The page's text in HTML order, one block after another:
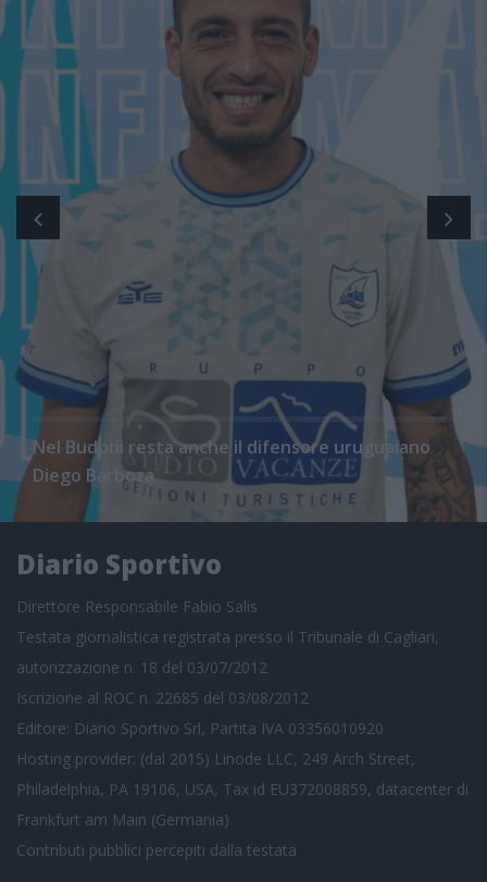
Nel Budoni resta anche il difensore uruguaiano
Diego Barboza
Diario Sportivo
Direttore Responsabile Fabio Salis
Testata giornalistica registrata presso il Tribunale di Cagliari,
autorizzazione n. 18 del 03/07/2012
Iscrizione al ROC n. 22685 del 03/08/2012
Editore: Diario Sportivo Srl, Partita IVA 03356010920
Hosting provider: (dal 2015) Linode LLC, 249 Arch Street,
Philadelphia, PA 19106, USA, Tax id EU372008859, datacenter di
Frankfurt am Main (Germania)
Contributi pubblici percepiti dalla testata